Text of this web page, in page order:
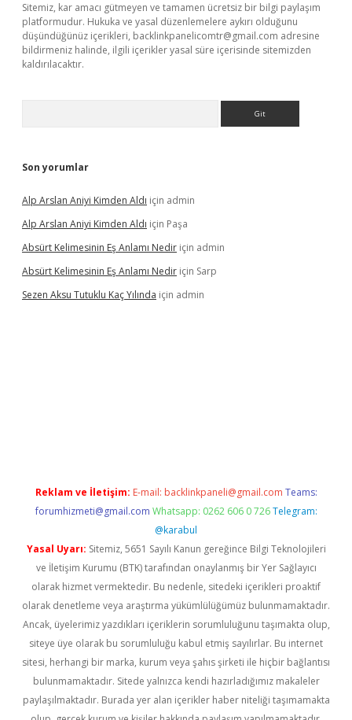
Sitemiz, kar amacı gütmeyen ve tamamen ücretsiz bir bilgi paylaşım
platformudur. Hukuka ve yasal düzenlemelere aykırı olduğunu
düşündüğünüz içerikleri, backlinkpanelicomtr@gmail.com adresine
bildirmeniz halinde, ilgili içerikler yasal süre içerisinde sitemizden
kaldırılacaktır.
Son yorumlar
Alp Arslan Aniyi Kimden Aldı için admin
Alp Arslan Aniyi Kimden Aldı için Paşa
Absürt Kelimesinin Eş Anlamı Nedir için admin
Absürt Kelimesinin Eş Anlamı Nedir için Sarp
Sezen Aksu Tutuklu Kaç Yılında için admin
Reklam ve İletişim: E-mail: backlinkpaneli@gmail.com Teams:
forumhizmeti@gmail.com Whatsapp: 0262 606 0 726 Telegram:
@karabul
Yasal Uyarı: Sitemiz, 5651 Sayılı Kanun gereğince Bilgi Teknolojileri
ve İletişim Kurumu (BTK) tarafından onaylanmış bir Yer Sağlayıcı
olarak hizmet vermektedir. Bu nedenle, sitedeki içerikleri proaktif
olarak denetleme veya araştırma yükümlülüğümüz bulunmamaktadır.
Ancak, üyelerimiz yazdıkları içeriklerin sorumluluğunu taşımakta olup,
siteye üye olarak bu sorumluluğu kabul etmiş sayılırlar. Bu internet
sitesi, herhangi bir marka, kurum veya şahıs şirketi ile hiçbir bağlantısı
bulunmamaktadır. Sitede yalnızca kendi hazırladığımız makaleler
paylaşılmaktadır. Burada yer alan içerikler haber niteliği taşımamakta